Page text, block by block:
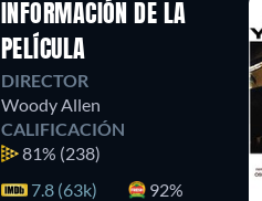
INFORMACIÓN DE LA
PELÍCULA
DIRECTOR
Woody Allen
CALIFICACIÓN
81% (238)
7.8 (63k)
92%